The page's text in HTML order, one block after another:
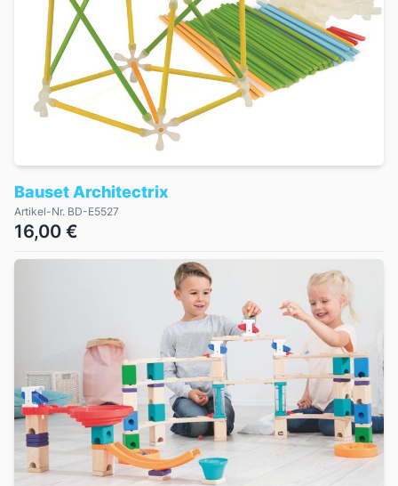
Bauset Architectrix
Artikel-Nr. BD-E5527
16,00 €